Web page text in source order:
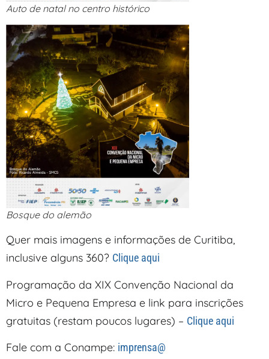
Auto de natal no centro histórico
Bosque do alemão
Quer mais imagens e informações de Curitiba,
inclusive alguns 360? Clique aqui
Programação da XIX Convenção Nacional da
Micro e Pequena Empresa e link para inscrições
gratuitas (restam poucos lugares) – Clique aqui
Fale com a Conampe: imprensa@